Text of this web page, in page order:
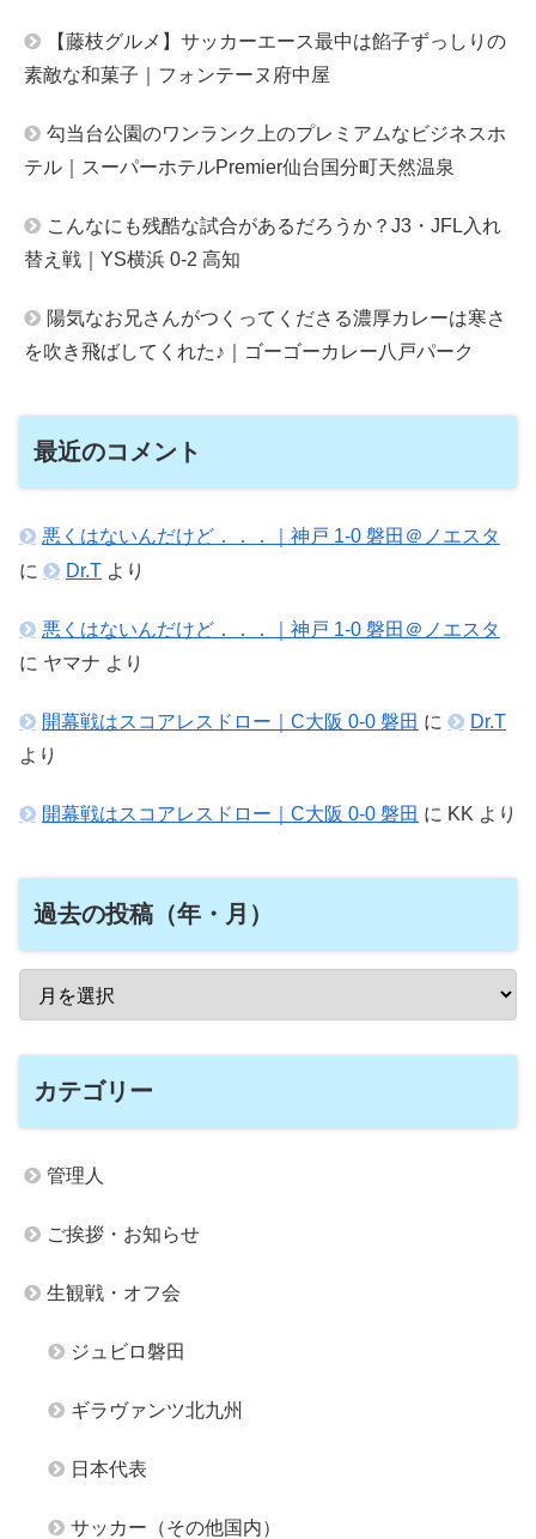
【藤枝グルメ】サッカーエース最中は餡子ずっしりの
素敵な和菓子｜フォンテーヌ府中屋
勾当台公園のワンランク上のプレミアムなビジネスホ
テル｜スーパーホテルPremier仙台国分町天然温泉
こんなにも残酷な試合があるだろうか？J3・JFL入れ
替え戦｜YS横浜 0-2 高知
陽気なお兄さんがつくってくださる濃厚カレーは寒さ
を吹き飛ばしてくれた♪｜ゴーゴーカレー八戸パーク
最近のコメント
悪くはないんだけど．．．｜神戸 1-0 磐田＠ノエスタ
に
Dr.T より
悪くはないんだけど．．．｜神戸 1-0 磐田＠ノエスタ
に ヤマナ より
開幕戦はスコアレスドロー｜C大阪 0-0 磐田 に
Dr.T
より
開幕戦はスコアレスドロー｜C大阪 0-0 磐田 に KK より
過去の投稿（年・月）
カテゴリー
管理人
ご挨拶・お知らせ
生観戦・オフ会
ジュビロ磐田
ギラヴァンツ北九州
日本代表
サッカー（その他国内）